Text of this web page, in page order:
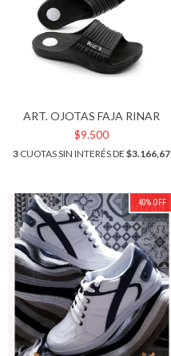
ART. OJOTAS FAJA RINAR
$9.500
3 CUOTAS SIN INTERÉS DE $3.166,67
40% OFF